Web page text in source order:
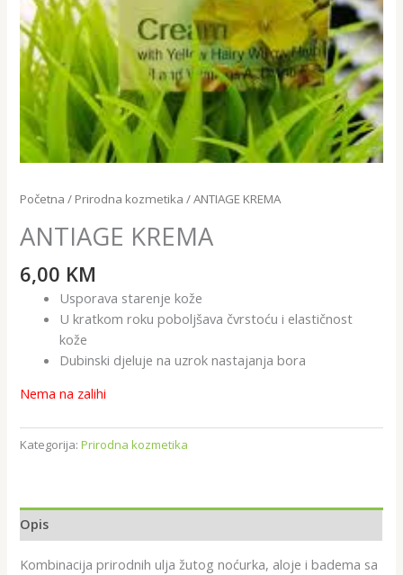
Početna / Prirodna kozmetika / ANTIAGE KREMA
ANTIAGE KREMA
6,00 KM
Usporava starenje kože
U kratkom roku poboljšava čvrstoću i elastičnost
kože
Dubinski djeluje na uzrok nastajanja bora
Nema na zalihi
Kategorija:Prirodna kozmetika
Opis
Kombinacija prirodnih ulja žutog noćurka, aloje i badema sa